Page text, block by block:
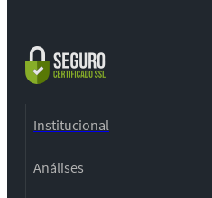
Institucional
Análises